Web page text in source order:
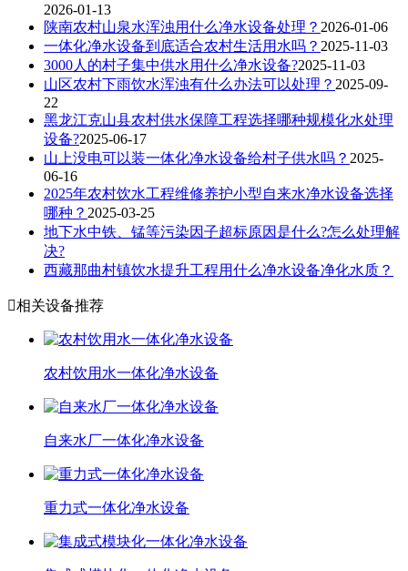
2026-01-13
陕南农村山泉水浑浊用什么净水设备处理？ 2026-01-06
一体化净水设备到底适合农村生活用水吗？ 2025-11-03
3000人的村子集中供水用什么净水设备?2025-11-03
山区农村下雨饮水浑浊有什么办法可以处理？ 2025-09-
22
黑龙江克山县农村供水保障工程选择哪种规模化水处理
设备?2025-06-17
山上没电可以装一体化净水设备给村子供水吗？ 2025-
06-16
2025年农村饮水工程维修养护小型自来水净水设备选择
哪种？ 2025-03-25
地下水中铁、锰等污染因子超标原因是什么?怎么处理解
决?
西藏那曲村镇饮水提升工程用什么净水设备净化水质？
相关设备推荐
农村饮用水一体化净水设备
自来水厂一体化净水设备
重力式一体化净水设备